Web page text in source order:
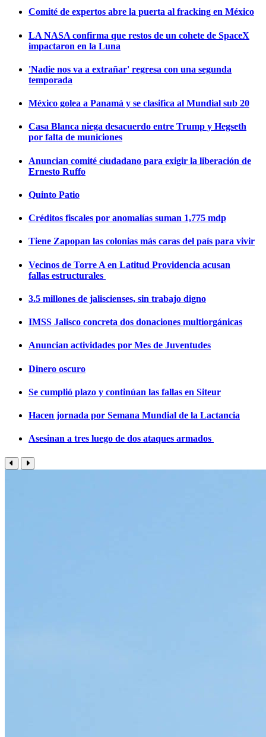
Comité de expertos abre la puerta al fracking en México
LA NASA confirma que restos de un cohete de SpaceX
impactaron en la Luna
'Nadie nos va a extrañar' regresa con una segunda
temporada
México golea a Panamá y se clasifica al Mundial sub 20
Casa Blanca niega desacuerdo entre Trump y Hegseth
por falta de municiones
Anuncian comité ciudadano para exigir la liberación de
Ernesto Ruffo
Quinto Patio
Créditos fiscales por anomalías suman 1,775 mdp
Tiene Zapopan las colonias más caras del país para vivir
Vecinos de Torre A en Latitud Providencia acusan
fallas estructurales
3.5 millones de jaliscienses, sin trabajo digno
IMSS Jalisco concreta dos donaciones multiorgánicas
Anuncian actividades por Mes de Juventudes
Dinero oscuro
Se cumplió plazo y continúan las fallas en Siteur
Hacen jornada por Semana Mundial de la Lactancia
Asesinan a tres luego de dos ataques armados